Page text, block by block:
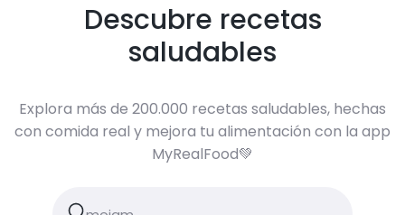
Descubre recetas
saludables
Explora más de 200.000 recetas saludables, hechas
con comida real y mejora tu alimentación con la app
MyRealFood💚